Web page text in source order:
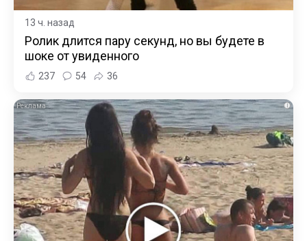
13 ч. назад
Ролик длится пару секунд, но вы будете в
шоке от увиденного
237 54 36
i